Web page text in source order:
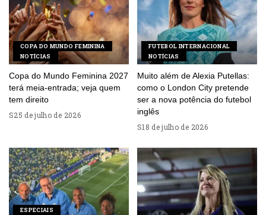
COPA DO MUNDO FEMININA
NOTÍCIAS
Copa do Mundo Feminina 2027
terá meia-entrada; veja quem
tem direito
25 de julho de 2026
FUTEBOL INTERNACIONAL
NOTÍCIAS
Muito além de Alexia Putellas:
como o London City pretende
ser a nova potência do futebol
inglês
18 de julho de 2026
ESPECIAIS